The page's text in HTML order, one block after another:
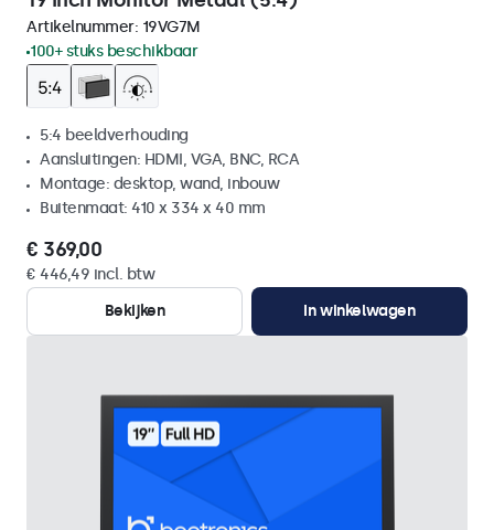
Artikelnummer: 19VG7M
100+ stuks beschikbaar
5:4 beeldverhouding
Aansluitingen: HDMI, VGA, BNC, RCA
Montage: desktop, wand, inbouw
Buitenmaat: 410 x 334 x 40 mm
€ 369,00
€ 446,49 incl. btw
Bekijken
In winkelwagen